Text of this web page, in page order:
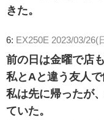
きた。
6: EX250E 2023/03/26(
前の日は金曜で店
私とAと違う友人で
私は先に帰ったが
ていた。